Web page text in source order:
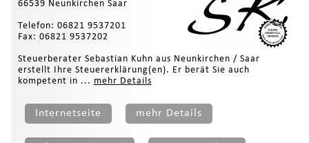
66539 Neunkirchen Saar
Telefon: 06821 9537201
Fax: 06821 9537202
Steuerberater Sebastian Kuhn aus Neunkirchen / Saar
erstellt Ihre Steuererklärung(en). Er berät Sie auch
kompetent in ... mehr Details
Internetseite mehr Details